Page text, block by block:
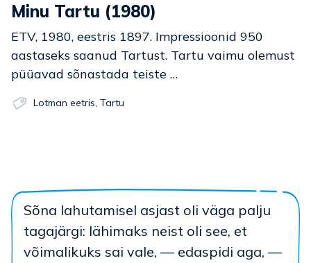
Minu Tartu (1980)
ETV, 1980, eestris 1897. Impressioonid 950
aastaseks saanud Tartust. Tartu vaimu olemust
püüavad sõnastada teiste …
Lotman eetris, Tartu
Sõna lahutamisel asjast oli väga palju
tagajärgi: lähimaks neist oli see, et
võimalikuks sai vale, — edaspidi aga, —